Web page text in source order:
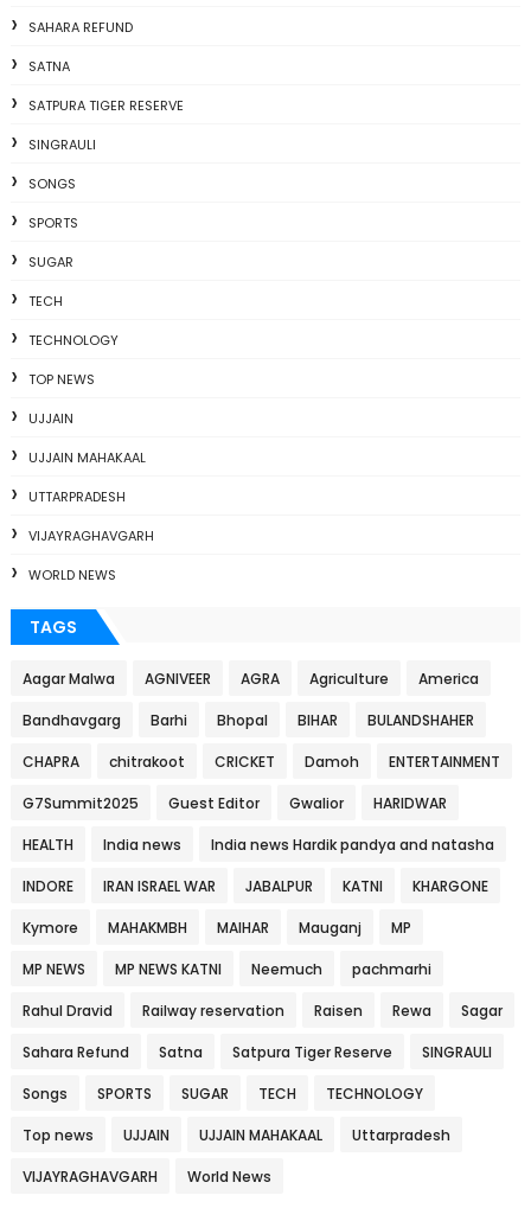
SAHARA REFUND
SATNA
SATPURA TIGER RESERVE
SINGRAULI
SONGS
SPORTS
SUGAR
TECH
TECHNOLOGY
TOP NEWS
UJJAIN
UJJAIN MAHAKAAL
UTTARPRADESH
VIJAYRAGHAVGARH
WORLD NEWS
TAGS
Aagar Malwa AGNIVEER AGRA Agriculture America
Bandhavgarg Barhi Bhopal BIHAR BULANDSHAHER
CHAPRA chitrakoot CRICKET Damoh ENTERTAINMENT
G7Summit2025 Guest Editor Gwalior HARIDWAR
HEALTH India news India news Hardik pandya and natasha
INDORE IRAN ISRAEL WAR JABALPUR KATNI KHARGONE
Kymore MAHAKMBH MAIHAR Mauganj MP
MP NEWS MP NEWS KATNI Neemuch pachmarhi
Rahul Dravid Railway reservation Raisen Rewa Sagar
Sahara Refund Satna Satpura Tiger Reserve SINGRAULI
Songs SPORTS SUGAR TECH TECHNOLOGY
Top news UJJAIN UJJAIN MAHAKAAL Uttarpradesh
VIJAYRAGHAVGARH World News